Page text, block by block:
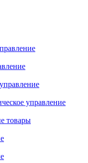
управление
товары